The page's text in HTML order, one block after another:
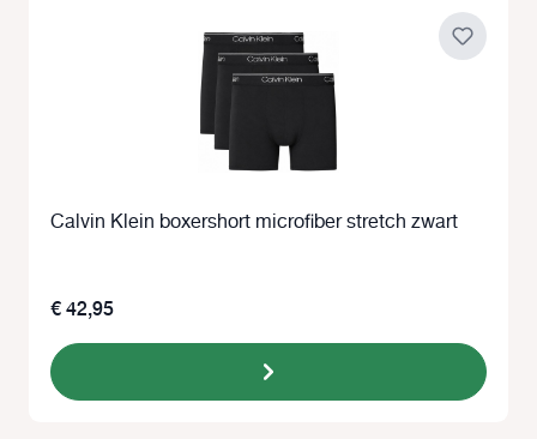
Calvin Klein boxershort microfiber stretch zwart
€ 42,95